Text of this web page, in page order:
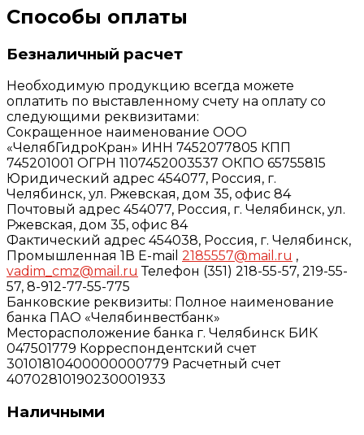
Способы оплаты
Безналичный расчет
Необходимую продукцию всегда можете
оплатить по выставленному счету на оплату со
следующими реквизитами:
Сокращенное наименование ООО
«ЧелябГидроКран» ИНН 7452077805 КПП
745201001 ОГРН 1107452003537 ОКПО 65755815
Юридический адрес 454077, Россия, г.
Челябинск, ул. Ржевская, дом 35, офис 84
Почтовый адрес 454077, Россия, г. Челябинск, ул.
Ржевская, дом 35, офис 84
Фактический адрес 454038, Россия, г. Челябинск,
Промышленная 1В E-mail 2185557@mail.ru ,
vadim_cmz@mail.ru Телефон (351) 218-55-57, 219-55-
57, 8-912-77-55-775
Банковские реквизиты: Полное наименование
банка ПАО «Челябинвестбанк»
Месторасположение банка г. Челябинск БИК
047501779 Корреспондентский счет
30101810400000000779 Расчетный счет
40702810190230001933
Наличными